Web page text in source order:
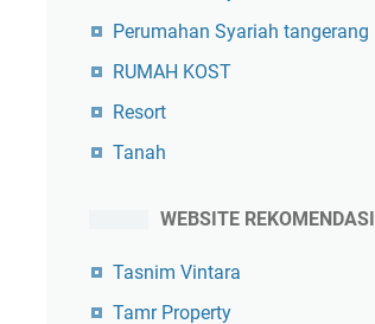
Perumahan Syariah tangerang
RUMAH KOST
Resort
Tanah
WEBSITE REKOMENDASI
Tasnim Vintara
Tamr Property